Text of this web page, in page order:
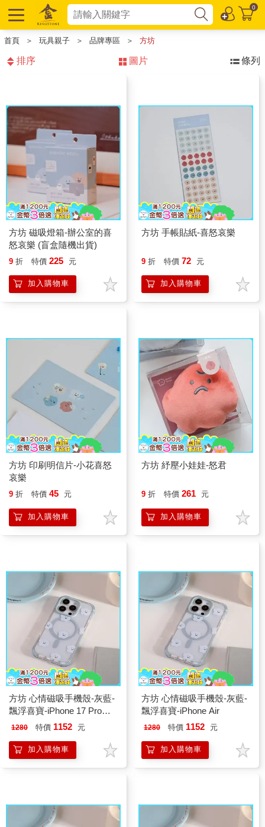
0
首頁 ＞ 玩具親子 ＞ 品牌專區 ＞ 方坊
排序 圖片 條列
方坊 磁吸燈箱-辦公室的喜
怒哀樂 (盲盒隨機出貨)
9 折 特價 225 元
加入購物車
方坊 手帳貼紙-喜怒哀樂
9 折 特價 72 元
加入購物車
方坊 印刷明信片-小花喜怒
哀樂
9 折 特價 45 元
加入購物車
方坊 紓壓小娃娃-怒君
9 折 特價 261 元
加入購物車
方坊 心情磁吸手機殼-灰藍-
飄浮喜寶-iPhone 17 Pro
Max
1280 特價 1152 元
加入購物車
方坊 心情磁吸手機殼-灰藍-
飄浮喜寶-iPhone Air
1280 特價 1152 元
加入購物車